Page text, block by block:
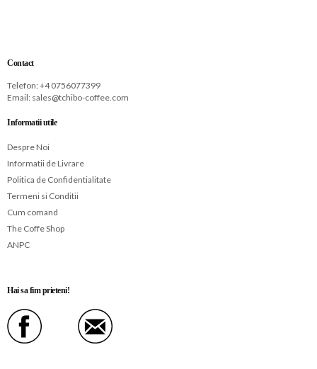
Contact
Telefon: +4 0756077399
Email: sales@tchibo-coffee.com
Informatii utile
Despre Noi
Informatii de Livrare
Politica de Confidentialitate
Termeni si Conditii
Cum comand
The Coffe Shop
ANPC
Hai sa fim prieteni!